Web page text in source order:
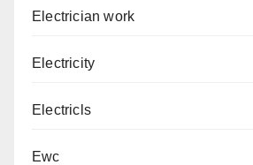
Electrician work
Electricity
Electricls
Ewc